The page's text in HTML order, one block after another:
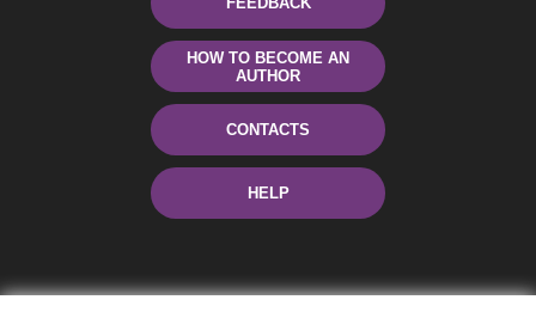
HOW TO BECOME AN
AUTHOR
CONTACTS
HELP